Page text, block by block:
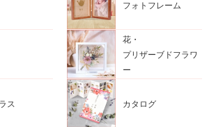
フォトフレーム
花・
プリザーブドフラワ
ー
ス カタログ